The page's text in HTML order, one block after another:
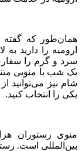
همان‌طور که گفته
ارومیه را دارید به
سرد و گرم را
یک شب با منویی
شام نیز می‌توانید
یکی را انتخاب کنید.
منوی رستوران
بین‌المللی است.